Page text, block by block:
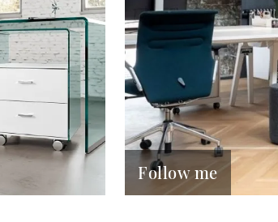
Follow me